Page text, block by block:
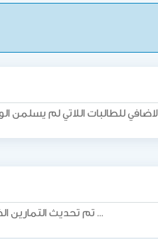
تم تحديث التمارين الخاصة بالمقرر في المرفقات .. بالتوفيق ...